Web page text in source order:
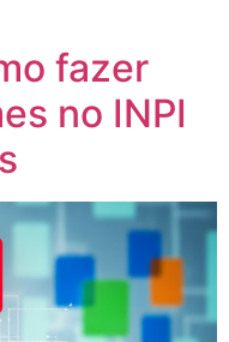
fazer
no INPI